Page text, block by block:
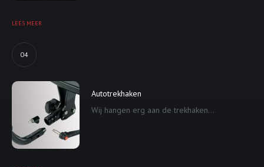
LEES MEER
04
Autotrekhaken
Wij hangen erg aan de trekhaken...